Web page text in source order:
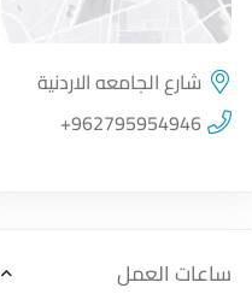
اضغط لتحميل الموقع
شارع الجامعه الاردنية
+962795954946
ساعات العمل